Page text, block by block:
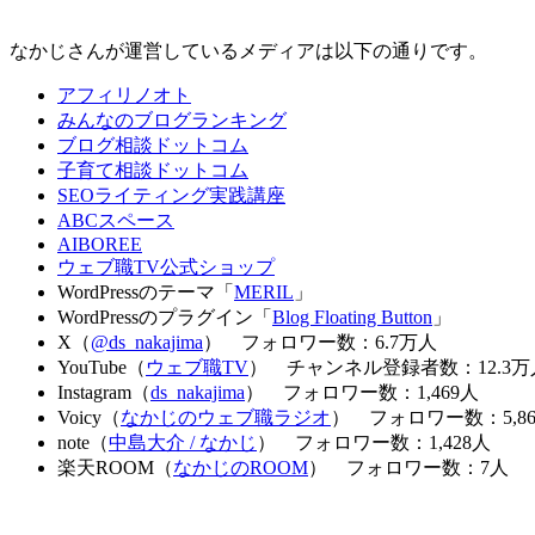
なかじさんが運営しているメディアは以下の通りです。
アフィリノオト
みんなのブログランキング
ブログ相談ドットコム
子育て相談ドットコム
SEOライティング実践講座
ABCスペース
AIBOREE
ウェブ職TV公式ショップ
WordPressのテーマ「 MERIL 」
WordPressのプラグイン「 Blog Floating Button 」
X（@ds_nakajima） フォロワー数：6.7万人
YouTube（ ウェブ職TV） チャンネル登録者数：12.3万
Instagram（ds_nakajima） フォロワー数：1,469人
Voicy（なかじのウェブ職ラジオ） フォロワー数：
note（中島大介 / なかじ ） フォロワー数：1,428人
楽天ROOM（なかじのROOM） フォロワー数：7人